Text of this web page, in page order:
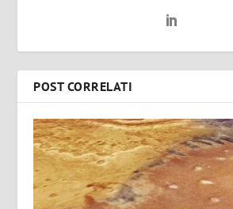
POST CORRELATI